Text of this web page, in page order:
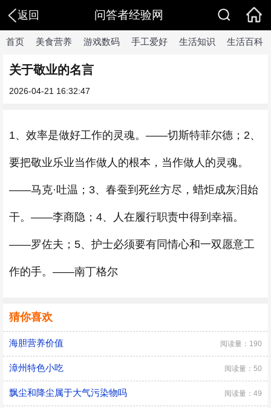
返回 问答者经验网
首页 美食营养 游戏数码 手工爱好 生活知识 生活百科
关于敬业的名言
2026-04-21 16:32:47
1、效率是做好工作的灵魂。——切斯特菲尔德；2、
要把敬业乐业当作做人的根本，当作做人的灵魂。
——马克·吐温；3、春蚕到死丝方尽，蜡炬成灰泪始
干。——李商隐；4、人在履行职责中得到幸福。
——罗佐夫；5、护士必须要有同情心和一双愿意工
作的手。——南丁格尔
猜你喜欢
海胆营养价值 阅读量：190
漳州特色小吃 阅读量：50
飘尘和降尘属于大气污染物吗 阅读量：49